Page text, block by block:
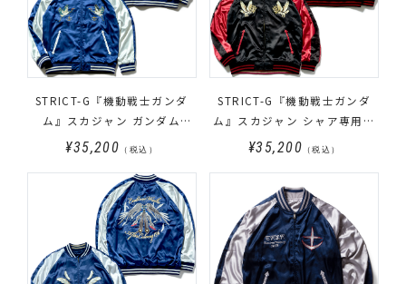
STRICT-G『機動戦士ガンダ
ム』スカジャン ガンダム
JAPAN柄
¥35,200 （税込）
STRICT-G『機動戦士ガンダ
ム』スカジャン シャア専用ザ
クII JAPAN柄
¥35,200 （税込）